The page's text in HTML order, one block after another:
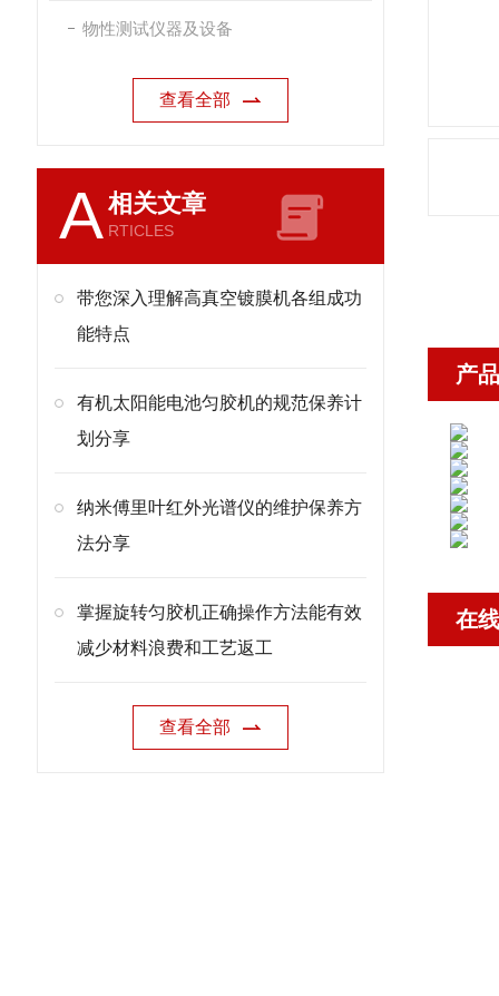
物性测试仪器及设备
查看全部
A相关文章
RTICLES
带您深入理解高真空镀膜机各组成功
能特点
有机太阳能电池匀胶机的规范保养计
划分享
纳米傅里叶红外光谱仪的维护保养方
法分享
掌握旋转匀胶机正确操作方法能有效
减少材料浪费和工艺返工
查看全部
产
在